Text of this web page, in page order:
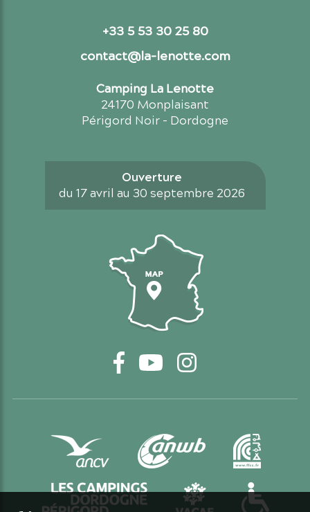
Camping La Lenotte
24170 Monplaisant
Périgord Noir - Dordogne
Ouverture
du 17 avril au 30 septembre 2026
+33 5 53 30 25 80
contact@la-lenotte.com
Carte d'accès